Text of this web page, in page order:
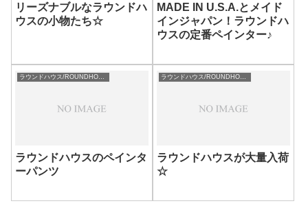
リーズナブルなラウンドハ
ウスの小物たち☆
MADE IN U.S.A.とメイド
インジャパン！ラウンドハ
ウスの定番ペインター♪
ラウンドハウス/ROUNDHOUSE
ラウンドハウスのペインタ
ーパンツ
ラウンドハウス/ROUNDHOUSE
ラウンドハウスが大量入荷
☆